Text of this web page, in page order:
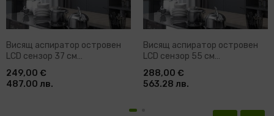
Висящ аспиратор островен
LCD сензор 37 см
неръждаема стомана Max
249,00 €
487.00 лв.
Висящ аспиратор островен
LCD сензор 55 см
неръждаема стомана
288,00 €
563.28 лв.